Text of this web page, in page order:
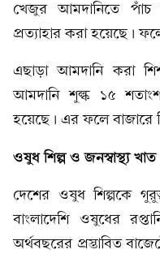
খেজুর আমদানিতে পাঁচ
প্রত্যাহার করা হয়েছে।
এছাড়া আমদানি করা
আমদানি শুল্ক ১৫
হয়েছে। এর ফলে বাজারে
ওষুধ শিল্প ও জনস্বাস্থ্য খাত
দেশের ওষুধ শিল্পকে
বাংলাদেশি ওষুধের
অর্থবছরের প্রস্তাবিত